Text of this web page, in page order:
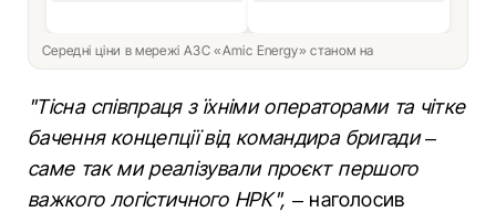
Середні ціни в мережі АЗС «Amic Energy» станом на
"Тісна співпраця з їхніми операторами та чітке
бачення концепції від командира бригади –
саме так ми реалізували проєкт першого
важкого логістичного НРК", – наголосив